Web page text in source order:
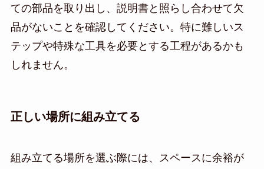
ての部品を取り出し、説明書と照らし合わせて欠
品がないことを確認してください。特に難しいス
テップや特殊な工具を必要とする工程があるかも
しれません。
正しい場所に組み立てる
組み立てる場所を選ぶ際には、スペースに余裕が